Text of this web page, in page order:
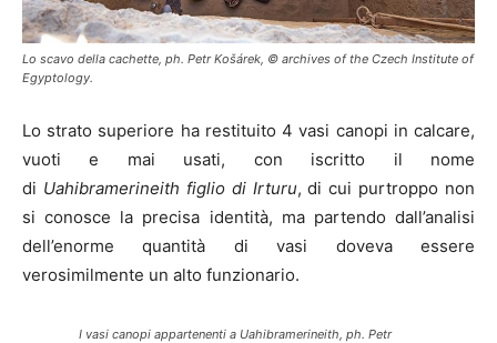
Lo scavo della cachette, ph. Petr Košárek, © archives of the Czech Institute of
Egyptology.
Lo strato superiore ha restituito 4 vasi canopi in calcare,
vuoti e mai usati, con iscritto il nome
di Uahibramerineith figlio di Irturu, di cui purtroppo non
si conosce la precisa identità, ma partendo dall’analisi
dell’enorme quantità di vasi doveva essere
verosimilmente un alto funzionario.
I vasi canopi appartenenti a Uahibramerineith, ph. Petr